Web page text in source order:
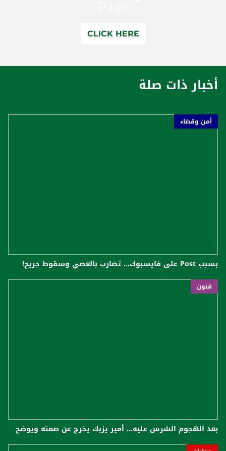
CLICK HERE
أخبار ذات صلة
أمن وقضاء
بسبب Post على فايسبوك... تضارب بالعصي وسقوط جريح!
فنون
بعد الهجوم الشرس عليه... أمير يزبك يخرج عن صمته ويوضح